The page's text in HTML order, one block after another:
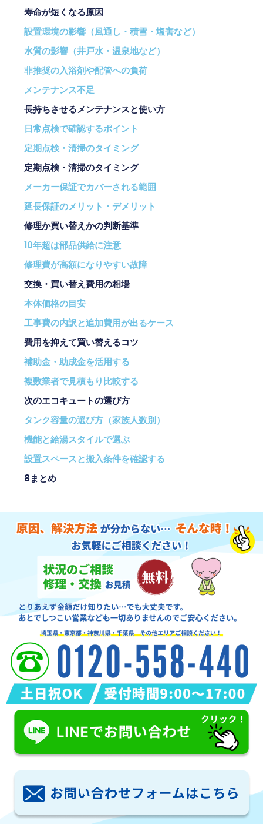
寿命が短くなる原因
設置環境の影響（風通し・積雪・塩害など）
水質の影響（井戸水・温泉地など）
非推奨の入浴剤や配管への負荷
メンテナンス不足
長持ちさせるメンテナンスと使い方
日常点検で確認するポイント
定期点検・清掃のタイミング
定期点検・清掃のタイミング
メーカー保証でカバーされる範囲
延長保証のメリット・デメリット
修理か買い替えかの判断基準
10年超は部品供給に注意
修理費が高額になりやすい故障
交換・買い替え費用の相場
本体価格の目安
工事費の内訳と追加費用が出るケース
費用を抑えて買い替えるコツ
補助金・助成金を活用する
複数業者で見積もり比較する
次のエコキュートの選び方
タンク容量の選び方（家族人数別）
機能と給湯スタイルで選ぶ
設置スペースと搬入条件を確認する
8まとめ